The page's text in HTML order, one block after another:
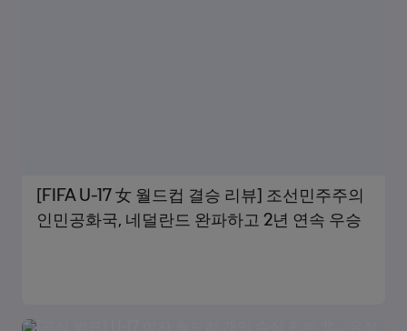
[FIFA U-17 女 월드컵 결승 리뷰] 조선민주주의
인민공화국, 네덜란드 완파하고 2년 연속 우승